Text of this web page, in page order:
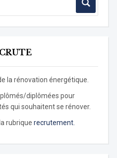
la rénovation énergétique.
diplômées pour
qui souhaitent se rénover.
rubrique recrutement.